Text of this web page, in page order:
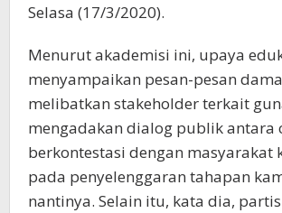
Selasa (17/3/2020).
Menurut akademisi ini, upaya
menyampaikan pesan-pesan
melibatkan stakeholder terkait
mengadakan dialog publik antara
berkontestasi dengan masyarakat
pada penyelenggaran tahapan
nantinya. Selain itu, kata dia,